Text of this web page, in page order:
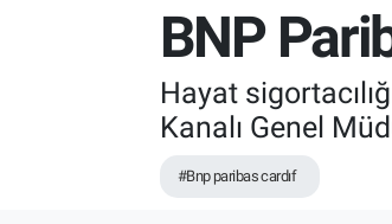
BNP
Hayat
Kanalı Genel
#Bnp paribas cardıf
Sporun Sigortası